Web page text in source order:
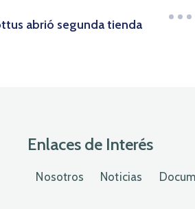
abrió segunda tienda
Enlaces de Interés
Nosotros Noticias